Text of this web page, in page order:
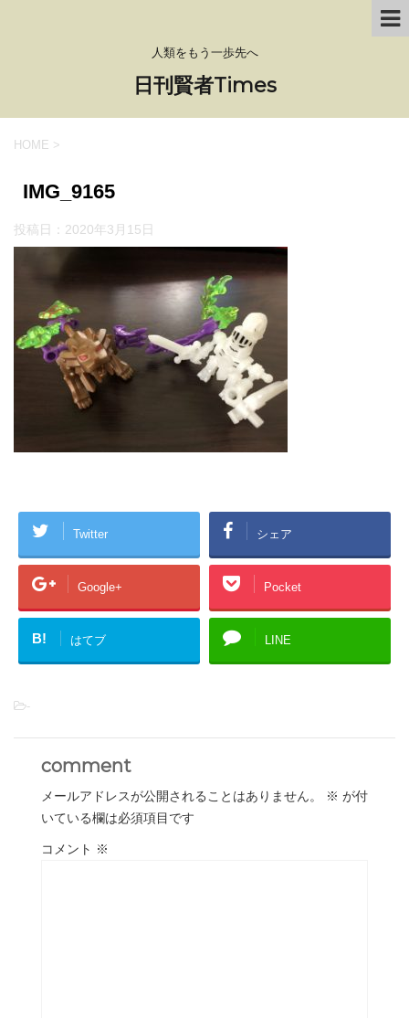
人類をもう一歩先へ
日刊賢者Times
HOME >
IMG_9165
投稿日： 2020年3月15日
Twitter シェア
Google+ Pocket
B! はてブ LINE
-
comment
メールアドレスが公開されることはありません。 ※ が付
いている欄は必須項目です
コメント ※